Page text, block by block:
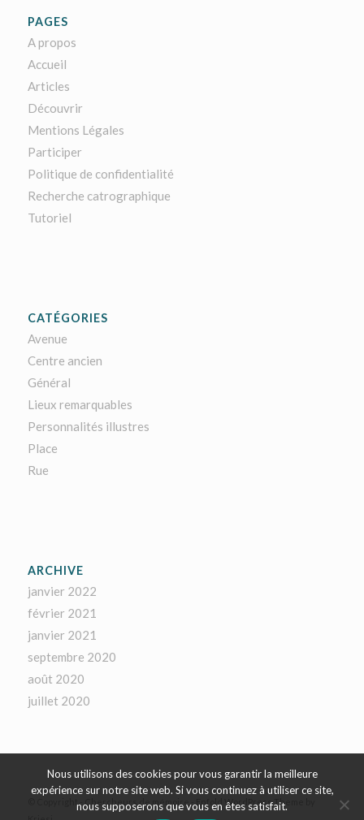
PAGES
A propos
Accueil
Articles
Découvrir
Mentions Légales
Participer
Politique de confidentialité
Recherche catrographique
Tutoriel
CATÉGORIES
Avenue
Centre ancien
Général
Lieux remarquables
Personnalités illustres
Place
Rue
ARCHIVE
janvier 2022
février 2021
janvier 2021
septembre 2020
août 2020
juillet 2020
Enfold WordPress Theme by
Nous utilisons des cookies pour vous garantir la meilleure
expérience sur notre site web. Si vous continuez à utiliser ce site,
nous supposerons que vous en êtes satisfait.